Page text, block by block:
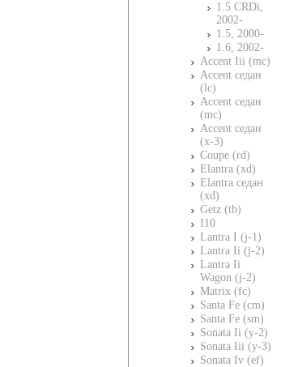
1.5 CRDi,
2002-
1.5, 2000-
1.6, 2002-
Accent Iii (mc)
Accent седан
(lc)
Accent седан
(mc)
Accent седан
(x-3)
Coupe (rd)
Elantra (xd)
Elantra седан
(xd)
Getz (tb)
I10
Lantra I (j-1)
Lantra Ii (j-2)
Lantra Ii
Wagon (j-2)
Matrix (fc)
Santa Fe (cm)
Santa Fe (sm)
Sonata Ii (y-2)
Sonata Iii (y-3)
Sonata Iv (ef)